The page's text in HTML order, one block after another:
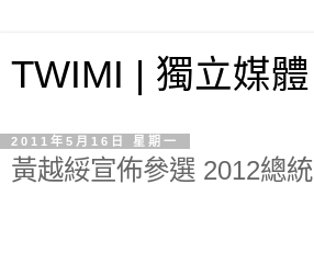
TWIMI | 獨立媒體
2011年5月16日 星期一
黃越綏宣佈參選 2012總統